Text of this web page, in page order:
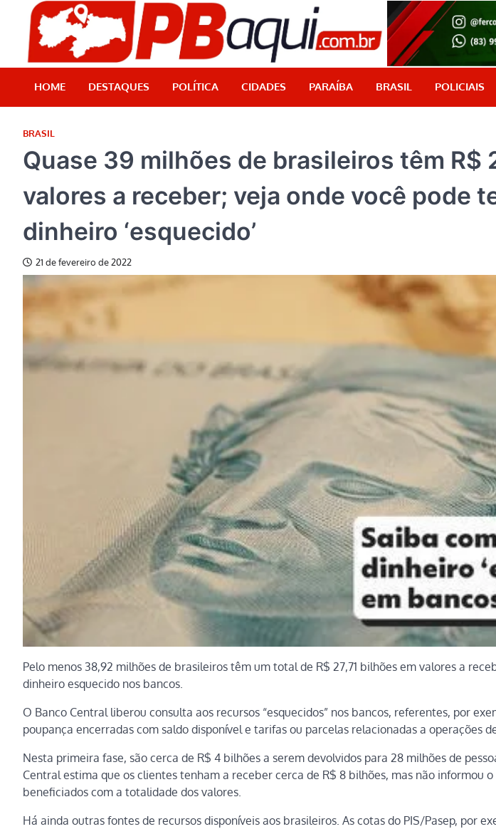
content
PB Aqui
Jornalismo com
HOME DESTAQUES POLÍTICA CIDADES PARAÍBA BRASIL POLICIAIS
BRASIL
Quase 39 milhões de brasileiros têm R$
valores a receber; veja onde você pode
dinheiro ‘esquecido’
21 de fevereiro de 2022
Pelo menos 38,92 milhões de brasileiros têm um total de R$ 27,71 bilhões em valores a
dinheiro esquecido nos bancos.
O Banco Central liberou consulta aos recursos “esquecidos” nos bancos, referentes, por
poupança encerradas com saldo disponível e tarifas ou parcelas relacionadas a operações
Nesta primeira fase, são cerca de R$ 4 bilhões a serem devolvidos para 28 milhões de
Central estima que os clientes tenham a receber cerca de R$ 8 bilhões, mas não informou
beneficiados com a totalidade dos valores.
Há ainda outras fontes de recursos disponíveis aos brasileiros. As cotas do PIS/Pasep, por